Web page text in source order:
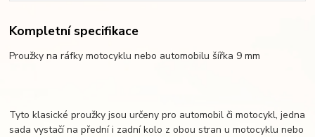
Kompletní specifikace
Proužky na ráfky motocyklu nebo automobilu šířka 9 mm
Tyto klasické proužky jsou určeny pro automobil či motocykl, jedna
sada vystačí na přední i zadní kolo z obou stran u motocyklu nebo